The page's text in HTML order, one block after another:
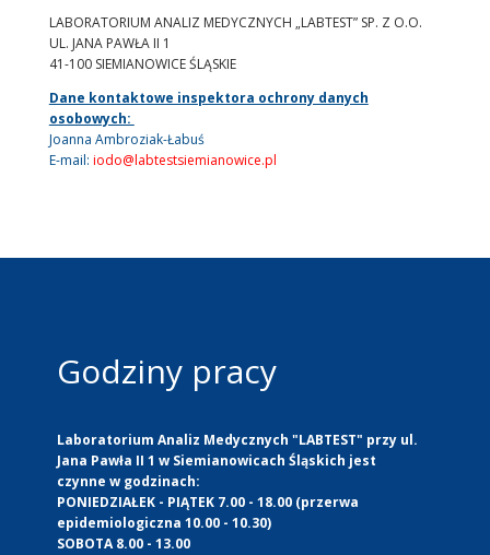
LABORATORIUM ANALIZ MEDYCZNYCH „LABTEST” SP. Z O.O.
UL. JANA PAWŁA II 1
41-100 SIEMIANOWICE ŚLĄSKIE
Dane kontaktowe inspektora ochrony danych
osobowych:
Joanna Ambroziak-Łabuś
E-mail: iodo@labtestsiemianowice.pl
Godziny pracy
Laboratorium Analiz Medycznych "LABTEST" przy ul.
Jana Pawła II 1 w Siemianowicach Śląskich jest
czynne w godzinach:
PONIEDZIAŁEK - PIĄTEK 7.00 - 18.00 (przerwa
epidemiologiczna 10.00 - 10.30)
SOBOTA 8.00 - 13.00